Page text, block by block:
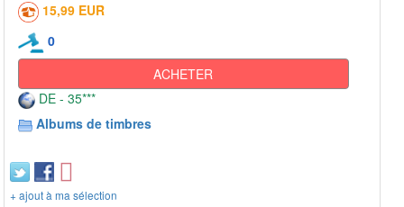
15,99 EUR
0
ACHETER
DE - 35***
Albums de timbres
+ ajout à ma sélection